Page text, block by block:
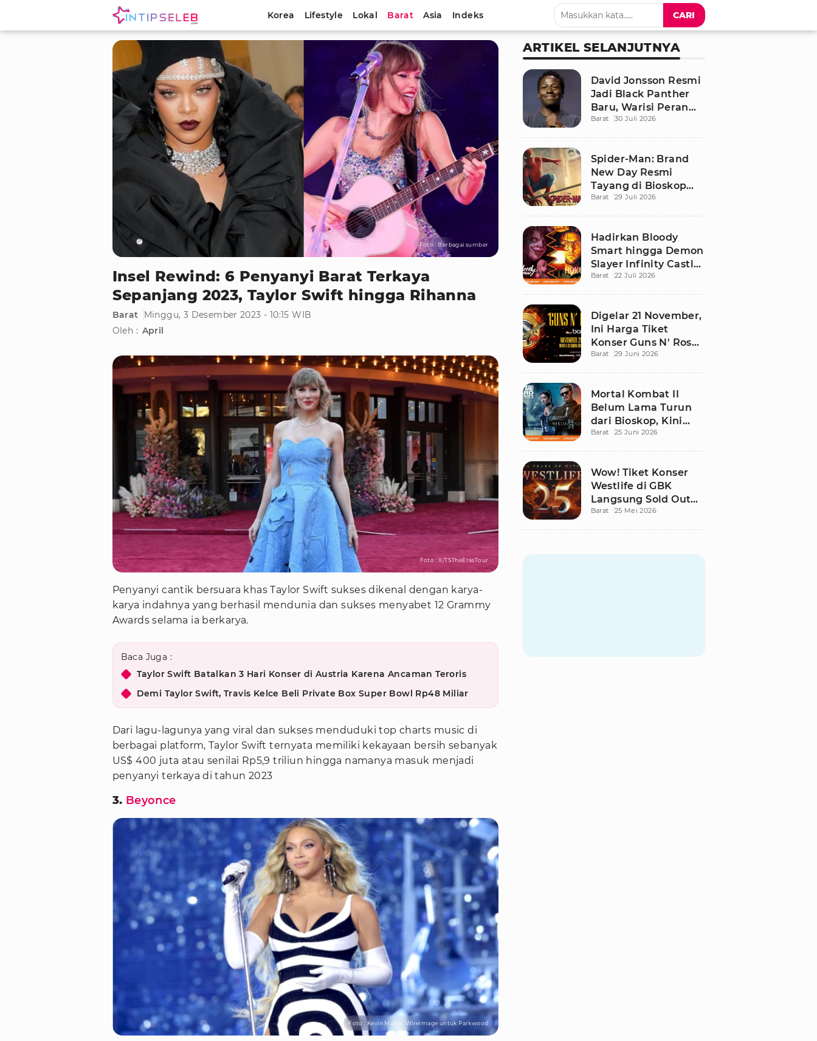
Korea Lifestyle Lokal Barat Asia Indeks CARI
Foto : Berbagai sumber
Insel Rewind: 6 Penyanyi Barat Terkaya
Sepanjang 2023, Taylor Swift hingga Rihanna
Barat
Minggu, 3 Desember 2023 - 10:15 WIB
Oleh : April
Foto : X/TSTheErasTour
Penyanyi cantik bersuara khas Taylor Swift sukses dikenal dengan karya-
karya indahnya yang berhasil mendunia dan sukses menyabet 12 Grammy
Awards selama ia berkarya.
Baca Juga :
Taylor Swift Batalkan 3 Hari Konser di Austria Karena Ancaman Teroris
Demi Taylor Swift, Travis Kelce Beli Private Box Super Bowl Rp48 Miliar
Dari lagu-lagunya yang viral dan sukses menduduki top charts music di
berbagai platform, Taylor Swift ternyata memiliki kekayaan bersih sebanyak
US$ 400 juta atau senilai Rp5,9 triliun hingga namanya masuk menjadi
penyanyi terkaya di tahun 2023
3. Beyonce
Foto : Kevin Mazur/WireImage untuk Parkwood
ARTIKEL SELANJUTNYA
David Jonsson Resmi
Jadi Black Panther
Baru, Warisi Peran
T'Challa di Black
Barat 30 Juli 2026
Spider-Man: Brand
New Day Resmi
Tayang di Bioskop
Indonesia, Ini
Barat 29 Juli 2026
Hadirkan Bloody
Smart hingga Demon
Slayer Infinity Castle,
Ini Daftar Tontonan
Barat 22 Juli 2026
Digelar 21 November,
Ini Harga Tiket
Konser Guns N' Roses
di Stadion Madya
Barat 29 Juni 2026
Mortal Kombat II
Belum Lama Turun
dari Bioskop, Kini
Sudah Bisa Ditonton
Barat 25 Juni 2026
Wow! Tiket Konser
Westlife di GBK
Langsung Sold Out
Kurang dari 12 Jam
Barat 25 Mei 2026